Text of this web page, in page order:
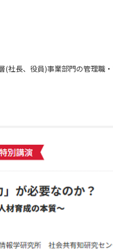
社長、役員)事業部門の管理職